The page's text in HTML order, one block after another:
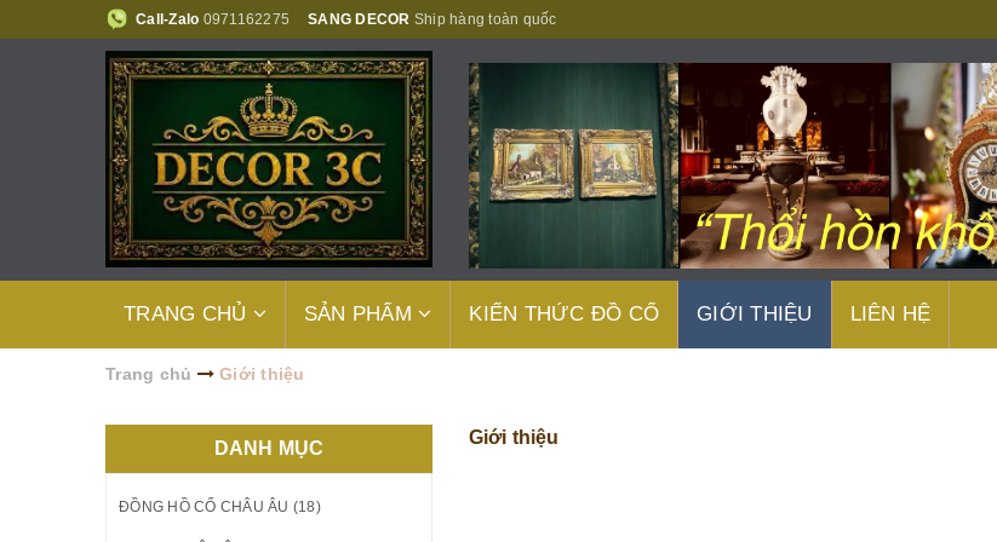
Call-Zalo 0971162275 SANG DECOR Ship hàng toàn quốc
TRANG CHỦ SẢN PHẨM KIẾN THỨC ĐỒ CỔ GIỚI THIỆU LIÊN HỆ
Trang chủ Giới thiệu
Giới thiệu
DANH MỤC
ĐỒNG HỒ CỔ CHÂU ÂU (18)